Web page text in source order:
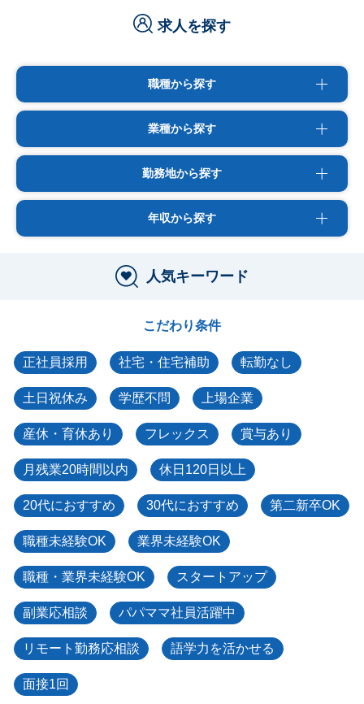
求人を探す
職種から探す
業種から探す
勤務地から探す
年収から探す
人気キーワード
こだわり条件
正社員採用 社宅・住宅補助 転勤なし
土日祝休み 学歴不問 上場企業
産休・育休あり フレックス 賞与あり
月残業20時間以内 休日120日以上
20代におすすめ 30代におすすめ 第二新卒OK
職種未経験OK 業界未経験OK
職種・業界未経験OK スタートアップ
副業応相談 パパママ社員活躍中
リモート勤務応相談 語学力を活かせる
面接1回